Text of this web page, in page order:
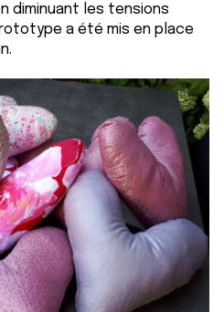
diminuant les tensions
a été mis en place